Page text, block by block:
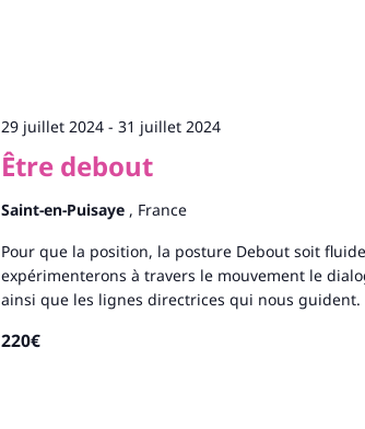
Être debout
29 juillet 2024- 31 juillet 2024
Saint-en-Puisaye , France
Pour que la position, la posture Debout soit
expérimenterons à travers le mouvement le
ainsi que les lignes directrices qui nous guident.
220€